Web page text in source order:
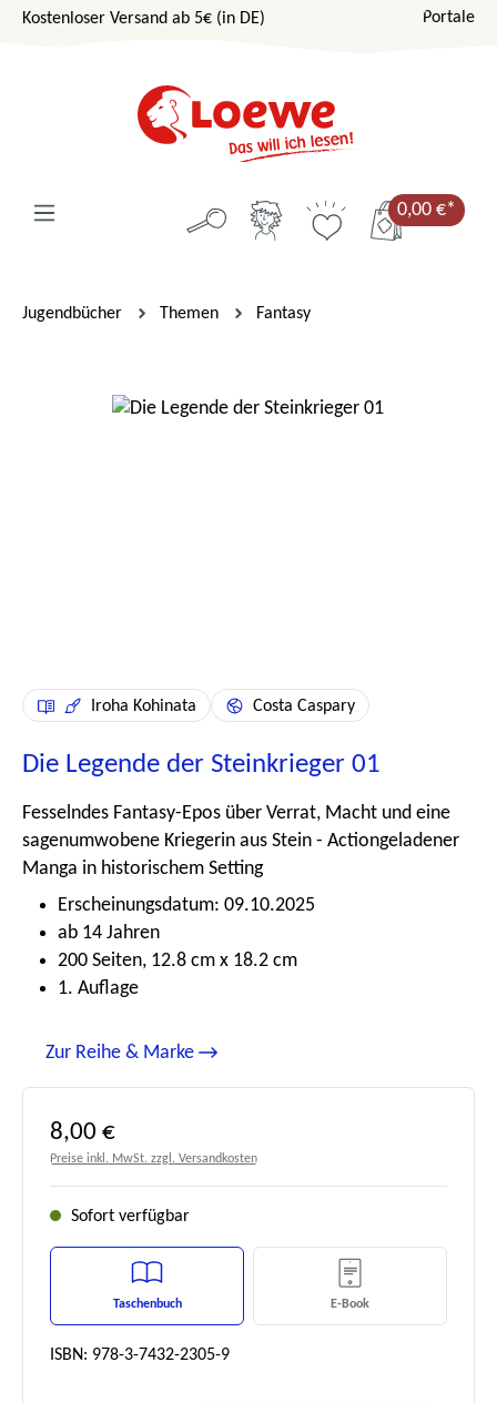
Zum Hauptinhalt springen
Kostenloser Versand ab 5€ (in DE) Portale
0,00 €*
Jugendbücher Themen Fantasy
Bildergalerie überspringen
Iroha Kohinata Costa Caspary
Die Legende der Steinkrieger 01
Fesselndes Fantasy-Epos über Verrat, Macht und eine
sagenumwobene Kriegerin aus Stein - Actiongeladener
Manga in historischem Setting
Erscheinungsdatum: 09.10.2025
ab 14 Jahren
200 Seiten, 12.8 cm x 18.2 cm
1. Auflage
Zur Reihe & Marke
Regulärer Preis:
8,00 €
Preise inkl. MwSt. zzgl. Versandkosten
Sofort verfügbar
Taschenbuch E-Book
ISBN: 978-3-7432-2305-9